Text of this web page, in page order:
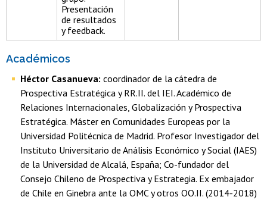
Presentación
de resultados
y feedback.
Académicos
Héctor Casanueva: coordinador de la cátedra de
Prospectiva Estratégica y RR.II. del IEI. Académico de
Relaciones Internacionales, Globalización y Prospectiva
Estratégica. Máster en Comunidades Europeas por la
Universidad Politécnica de Madrid. Profesor Investigador del
Instituto Universitario de Análisis Económico y Social (IAES)
de la Universidad de Alcalá, España; Co-fundador del
Consejo Chileno de Prospectiva y Estrategia. Ex embajador
de Chile en Ginebra ante la OMC y otros OO.II. (2014-2018)